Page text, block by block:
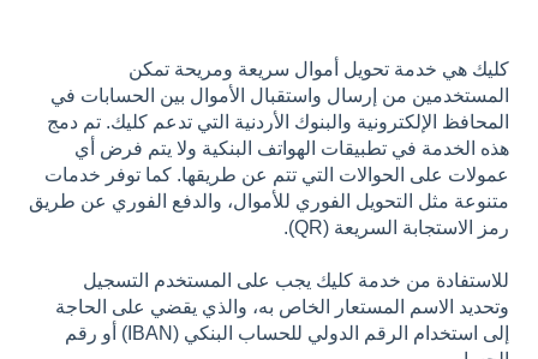
كليك هي خدمة تحويل أموال سريعة ومريحة تمكن
المستخدمين من إرسال واستقبال الأموال بين الحسابات في
المحافظ الإلكترونية والبنوك الأردنية التي تدعم كليك. تم دمج
هذه الخدمة في تطبيقات الهواتف البنكية ولا يتم فرض أي
عمولات على الحوالات التي تتم عن طريقها. كما توفر خدمات
متنوعة مثل التحويل الفوري للأموال، والدفع الفوري عن طريق
رمز الاستجابة السريعة (QR).
للاستفادة من خدمة كليك يجب على المستخدم التسجيل
وتحديد الاسم المستعار الخاص به، والذي يقضي على الحاجة
إلى استخدام الرقم الدولي للحساب البنكي (IBAN) أو رقم